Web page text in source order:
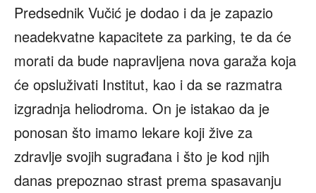
Predsednik Vučić je dodao i da je zapazio
neadekvatne kapacitete za parking, te da će
morati da bude napravljena nova garaža koja
će opsluživati Institut, kao i da se razmatra
izgradnja heliodroma. On je istakao da je
ponosan što imamo lekare koji žive za
zdravlje svojih sugrađana i što je kod njih
danas prepoznao strast prema spasavanju